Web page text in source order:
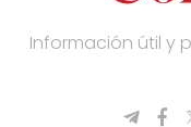
Información útil y